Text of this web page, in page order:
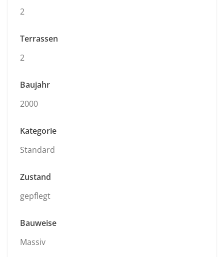
2
Terrassen
2
Baujahr
2000
Kategorie
Standard
Zustand
gepflegt
Bauweise
Massiv